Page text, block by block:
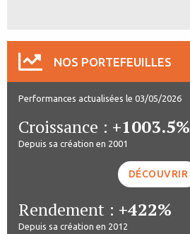
NOS PORTEFEUILLES
Performances actualisées le 03/05/2026
Croissance : +1003.5%
Depuis sa création en 2001
DÉCOUVRIR
Rendement : +422%
Depuis sa création en 2012